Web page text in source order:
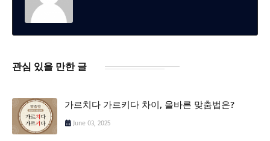
관심 있을 만한 글
가르치다 가르키다 차이, 올바른 맞춤법은?
June 03, 2025